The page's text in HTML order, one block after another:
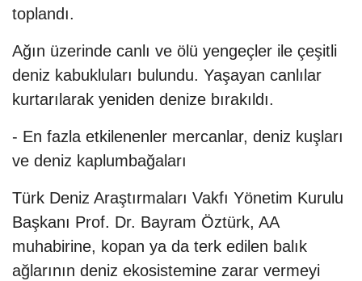
toplandı.
Ağın üzerinde canlı ve ölü yengeçler ile çeşitli
deniz kabukluları bulundu. Yaşayan canlılar
kurtarılarak yeniden denize bırakıldı.
- En fazla etkilenenler mercanlar, deniz kuşları
ve deniz kaplumbağaları
Türk Deniz Araştırmaları Vakfı Yönetim Kurulu
Başkanı Prof. Dr. Bayram Öztürk, AA
muhabirine, kopan ya da terk edilen balık
ağlarının deniz ekosistemine zarar vermeyi